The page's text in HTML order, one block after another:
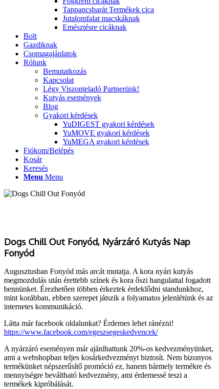
Tappancsbarát Termékek cica
Jutalomfalat macskáknak
Emésztésre cicáknak
Bolt
Gazdiknak
Csomagajánlatok
Rólunk
Bemutatkozás
Kapcsolat
Légy Viszonteladó Partnerünk!
Kutyás események
Blog
Gyakori kérdések
YuDIGEST gyakori kérdések
YuMOVE gyakori kérdések
YuMEGA gyakori kérdések
Fiókom/Belépés
Kosár
Keresés
Menu Menu
Dogs Chill Out Fonyód, Nyárzáró Kutyás Nap
Fonyód
Augusztusban Fonyód más arcát mutatja. A kora nyári kutyás
megmozdulás után érettebb színek és kora őszi hangulattal fogadott
bennünket. Érezhetően többen érkeztek érdeklődni standunkhoz,
mint korábban, ebben szerepet játszik a folyamatos jelenlétünk és az
internetes kommunikáció.
Látta már facebook oldalunkat? Érdemes lehet ránézni!
https://www.facebook.com/egeszsegeskedvencek/
A nyárzáró eseményen már ajánlhattunk 20%-os kedvezményünket,
ami a webshopban teljes kosárkedvezményt biztosít. Nem bizonyos
termékünket népszerűsítő promóció ez, hanem bármely termékre és
mennyiségre beváltható kedvezmény, ami érdemessé teszi a
termékek kipróbálását.